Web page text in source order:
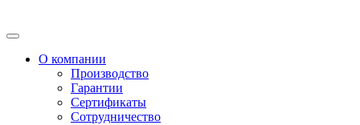
Toggle
navigationО компании
Производство
Гарантии
Сертификаты
Сотрудничество